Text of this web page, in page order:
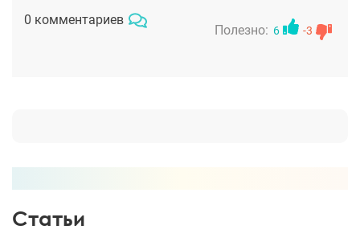
пластика носа может так изменить мой внешний
0 комментариев
Полезно: 6 -3
Статьи